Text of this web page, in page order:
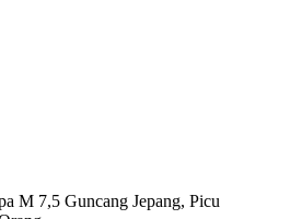
M 7,5 Guncang Jepang, Picu